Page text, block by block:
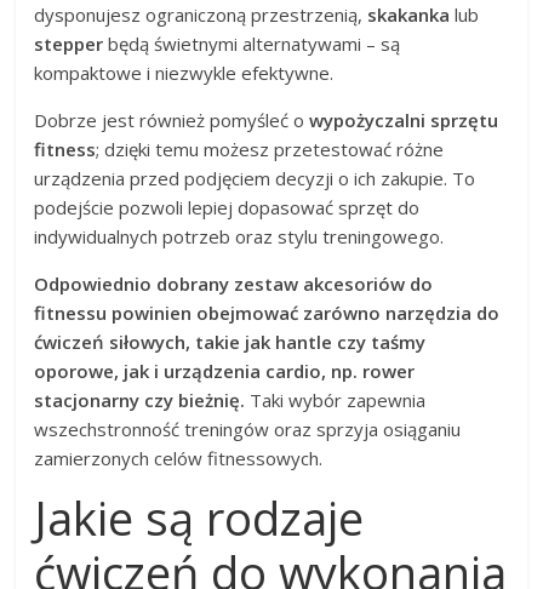
dysponujesz ograniczoną przestrzenią, skakanka lub
stepper będą świetnymi alternatywami – są
kompaktowe i niezwykle efektywne.
Dobrze jest również pomyśleć owypożyczalni sprzętu
fitness; dzięki temu możesz przetestować różne
urządzenia przed podjęciem decyzji o ich zakupie. To
podejście pozwoli lepiej dopasować sprzęt do
indywidualnych potrzeb oraz stylu treningowego.
Odpowiednio dobrany zestaw akcesoriów do
fitnessu powinien obejmować zarówno narzędzia do
ćwiczeń siłowych, takie jak hantle czy taśmy
oporowe, jak i urządzenia cardio, np. rower
stacjonarny czy bieżnię. Taki wybór zapewnia
wszechstronność treningów oraz sprzyja osiąganiu
zamierzonych celów fitnessowych.
Jakie są rodzaje
ćwiczeń do wykonania